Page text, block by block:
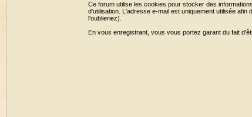
Ce forum utilise les cookies pour stocker des
d'utilisation. L'adresse e-mail est uniquement utilisée
l'oublieriez).
En vous enregistrant, vous vous portez garant du fait